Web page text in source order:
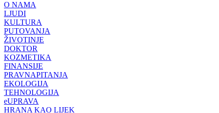
O NAMA
LJUDI
KULTURA
PUTOVANJA
ŽIVOTINJE
DOKTOR
KOZMETIKA
FINANSIJE
PRAVNAPITANJA
EKOLOGIJA
TEHNOLOGIJA
eUPRAVA
HRANA KAO LIJEK